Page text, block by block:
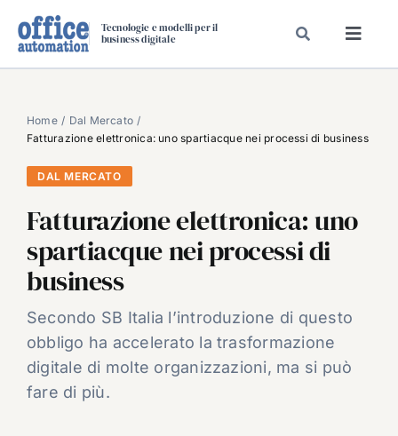
Tecnologie e modelli per il
business digitale
SPECIAL PAPER
TAVOLE ROTONDE DI REDAZIONE
DAL MERCATO
CARRIERE
VIDEO
EVENTI
CHI SIAMO
Home
Dal Mercato
Fatturazione elettronica: uno spartiacque nei processi di business
DAL MERCATO
Fatturazione elettronica: uno
spartiacque nei processi di
business
Secondo SB Italia l’introduzione di questo
obbligo ha accelerato la trasformazione
digitale di molte organizzazioni, ma si può
fare di più.